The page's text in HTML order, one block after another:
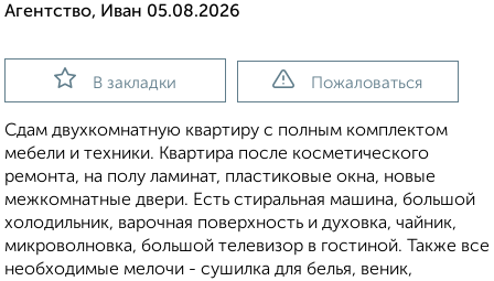
Агентство, Иван 05.08.2026
В закладки Пожаловаться
Сдам двухкомнатную квартиру с полным комплектом
мебели и техники. Квартира после косметического
ремонта, на полу ламинат, пластиковые окна, новые
межкомнатные двери. Есть стиральная машина, большой
холодильник, варочная поверхность и духовка, чайник,
микроволновка, большой телевизор в гостиной. Также все
необходимые мелочи - сушилка для белья, веник,